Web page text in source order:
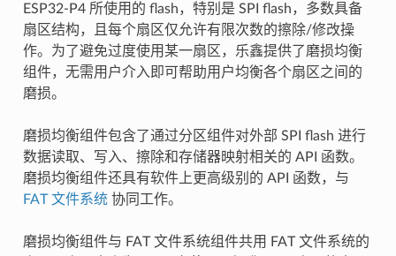
ESP32-P4 所使用的 flash，特别是 SPI flash，多数具备
扇区结构，且每个扇区仅允许有限次数的擦除/修改操
作。为了避免过度使用某一扇区，乐鑫提供了磨损均衡
组件，无需用户介入即可帮助用户均衡各个扇区之间的
磨损。
磨损均衡组件包含了通过分区组件对外部 SPI flash 进行
数据读取、写入、擦除和存储器映射相关的 API 函数。
磨损均衡组件还具有软件上更高级别的 API 函数，与
FAT 文件系统协同工作。
磨损均衡组件与 FAT 文件系统组件共用 FAT 文件系统的